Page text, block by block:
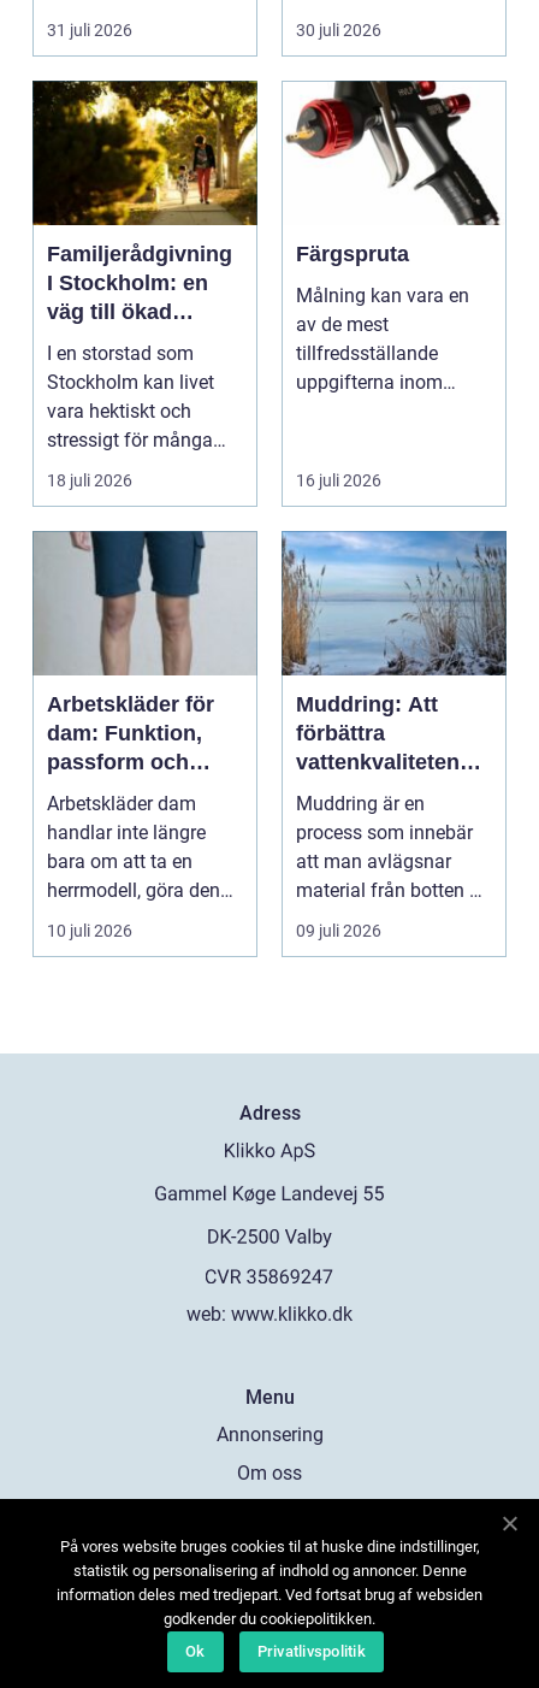
förändringar, höga ljud,
en...
31 juli 2026
avfallshantering en...
30 juli 2026
Familjerådgivning
I Stockholm: en
väg till ökad
harmoni och
förståelse
I en storstad som
Stockholm kan livet
vara hektiskt och
stressigt för många
familjer. Kon...
18 juli 2026
Färgspruta
Målning kan vara en
av de mest
tillfredsställande
uppgifterna inom
16 juli 2026
Arbetskläder för
dam: Funktion,
passform och
hållbarhet i fokus
Arbetskläder dam
handlar inte längre
bara om att ta en
herrmodell, göra den
mindre oc...
10 juli 2026
Muddring: Att
förbättra
vattenkvaliteten
och möjliggöra
navigering
Muddring är en
process som innebär
att man avlägsnar
material från botten av
en...
09 juli 2026
Adress
web: www.klikko.dk
Menu
Annonsering
Om oss
Kontakta oss
Sitemap
På vores website bruges cookies til at huske dine indstillinger,
statistik og personalisering af indhold og annoncer. Denne
information deles med tredjepart. Ved fortsat brug af websiden
godkender du cookiepolitikken.
Ok
Privatlivspolitik